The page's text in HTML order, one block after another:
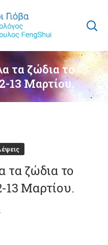
τα ζώδια το
13 Μαρτίου.
τα ζώδια το
13 Μαρτίου.